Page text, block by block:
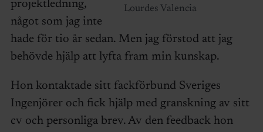
Lourdes Valencia
projektledning,
något som jag inte
hade för tio år sedan. Men jag förstod att jag
behövde hjälp att lyfta fram min kunskap.
Hon kontaktade sitt fackförbund Sveriges
Ingenjörer och fick hjälp med granskning av sitt
cv och personliga brev. Av den feedback hon